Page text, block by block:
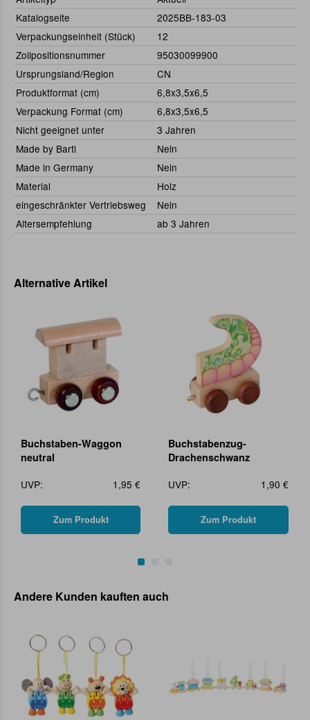
Katalogseite
2025BB-183-03
Verpackungseinheit (Stück)
12
Zollpositionsnummer
95030099900
Ursprungsland/Region
CN
Produktformat (cm)
6,8x3,5x6,5
Verpackung Format (cm)
6,8x3,5x6,5
Nicht geeignet unter
3 Jahren
Made by Bartl
Nein
Made in Germany
Nein
Material
Holz
eingeschränkter Vertriebsweg
Nein
Altersempfehlung
ab 3 Jahren
Alternative Artikel
Buchstaben-Waggon
neutral
UVP:
1,95 €
Zum Produkt
Buchstabenzug-
Drachenschwanz
UVP:
1,90 €
Zum Produkt
Andere Kunden kauften auch